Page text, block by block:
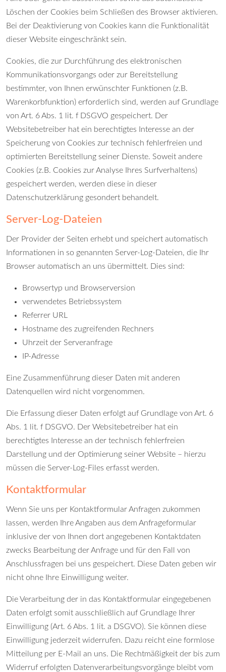
Löschen der Cookies beim Schließen des Browser aktivieren.
Bei der Deaktivierung von Cookies kann die Funktionalität
dieser Website eingeschränkt sein.
Cookies, die zur Durchführung des elektronischen
Kommunikationsvorgangs oder zur Bereitstellung
bestimmter, von Ihnen erwünschter Funktionen (z.B.
Warenkorbfunktion) erforderlich sind, werden auf Grundlage
von Art. 6 Abs. 1 lit. f DSGVO gespeichert. Der
Websitebetreiber hat ein berechtigtes Interesse an der
Speicherung von Cookies zur technisch fehlerfreien und
optimierten Bereitstellung seiner Dienste. Soweit andere
Cookies (z.B. Cookies zur Analyse Ihres Surfverhaltens)
gespeichert werden, werden diese in dieser
Datenschutzerklärung gesondert behandelt.
Server-Log-Dateien
Der Provider der Seiten erhebt und speichert automatisch
Informationen in so genannten Server-Log-Dateien, die Ihr
Browser automatisch an uns übermittelt. Dies sind:
Browsertyp und Browserversion
verwendetes Betriebssystem
Referrer URL
Hostname des zugreifenden Rechners
Uhrzeit der Serveranfrage
IP-Adresse
Eine Zusammenführung dieser Daten mit anderen
Datenquellen wird nicht vorgenommen.
Die Erfassung dieser Daten erfolgt auf Grundlage von Art. 6
Abs. 1 lit. f DSGVO. Der Websitebetreiber hat ein
berechtigtes Interesse an der technisch fehlerfreien
Darstellung und der Optimierung seiner Website – hierzu
müssen die Server-Log-Files erfasst werden.
Kontaktformular
Wenn Sie uns per Kontaktformular Anfragen zukommen
lassen, werden Ihre Angaben aus dem Anfrageformular
inklusive der von Ihnen dort angegebenen Kontaktdaten
zwecks Bearbeitung der Anfrage und für den Fall von
Anschlussfragen bei uns gespeichert. Diese Daten geben wir
nicht ohne Ihre Einwilligung weiter.
Die Verarbeitung der in das Kontaktformular eingegebenen
Daten erfolgt somit ausschließlich auf Grundlage Ihrer
Einwilligung (Art. 6 Abs. 1 lit. a DSGVO). Sie können diese
Einwilligung jederzeit widerrufen. Dazu reicht eine formlose
Mitteilung per E-Mail an uns. Die Rechtmäßigkeit der bis zum
Widerruf erfolgten Datenverarbeitungsvorgänge bleibt vom